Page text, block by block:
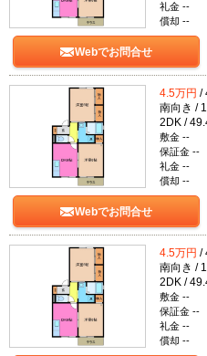
礼金 --
償却 --
Webでお問合せ
4.5万円 /
南向き /
2DK /
敷金 --
保証金 --
礼金 --
償却 --
Webでお問合せ
4.5万円 /
南向き /
2DK /
敷金 --
保証金 --
礼金 --
償却 --